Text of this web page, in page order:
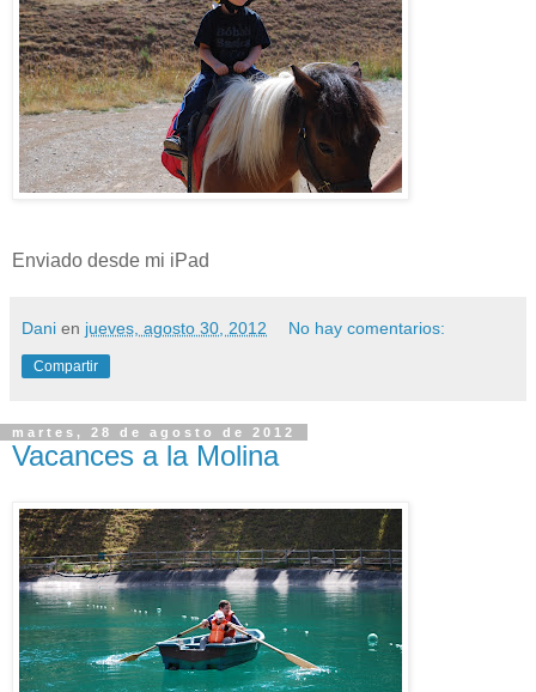
Enviado desde mi iPad
Dani en jueves, agosto 30, 2012 No hay comentarios:
Compartir
martes, 28 de agosto de 2012
Vacances a la Molina